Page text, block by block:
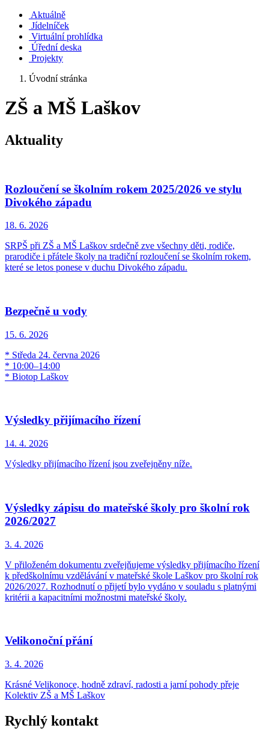
Aktuálně
Jídelníček
Virtuální prohlídka
Úřední deska
Projekty
Úvodní stránka
ZŠ a MŠ Laškov
Aktuality
Rozloučení se školním rokem 2025/2026 ve stylu
Divokého západu
18. 6. 2026
SRPŠ při ZŠ a MŠ Laškov srdečně zve všechny děti, rodiče,
prarodiče i přátele školy na tradiční rozloučení se školním rokem,
které se letos ponese v duchu Divokého západu.
Bezpečně u vody
15. 6. 2026
* Středa 24. června 2026
* 10:00–14:00
* Biotop Laškov
Výsledky přijímacího řízení
14. 4. 2026
Výsledky přijímacího řízení jsou zveřejněny níže.
Výsledky zápisu do mateřské školy pro školní rok
2026/2027
3. 4. 2026
V přiloženém dokumentu zveřejňujeme výsledky přijímacího řízení
k předškolnímu vzdělávání v mateřské škole Laškov pro školní rok
2026/2027. Rozhodnutí o přijetí bylo vydáno v souladu s platnými
kritérii a kapacitními možnostmi mateřské školy.
Velikonoční přání
3. 4. 2026
Krásné Velikonoce, hodně zdraví, radosti a jarní pohody přeje
Kolektiv ZŠ a MŠ Laškov
Rychlý kontakt